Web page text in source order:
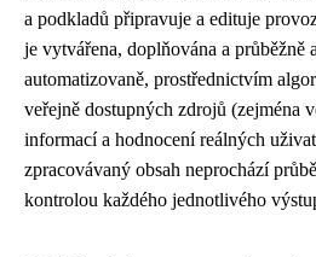
a podkladů připravuje a edituje
je vytvářena, doplňována a průběžně
automatizovaně, prostřednictvím
veřejně dostupných zdrojů (zejména
informací a hodnocení reálných
zpracovávaný obsah neprochází
kontrolou každého jednotlivého